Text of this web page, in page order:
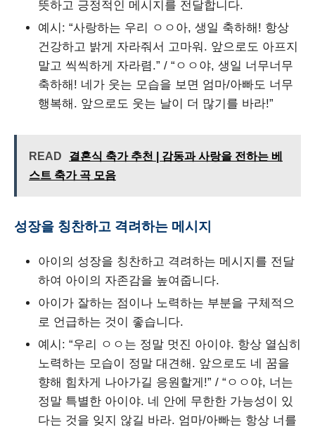
뜻하고 긍정적인 메시지를 전달합니다.
예시: “사랑하는 우리 ㅇㅇ아, 생일 축하해! 항상
건강하고 밝게 자라줘서 고마워. 앞으로도 아프지
말고 씩씩하게 자라렴.” / “ㅇㅇ야, 생일 너무너무
축하해! 네가 웃는 모습을 보면 엄마/아빠도 너무
행복해. 앞으로도 웃는 날이 더 많기를 바라!”
READ
결혼식 축가 추천 | 감동과 사랑을 전하는 베
스트 축가 곡 모음
성장을 칭찬하고 격려하는 메시지
아이의 성장을 칭찬하고 격려하는 메시지를 전달
하여 아이의 자존감을 높여줍니다.
아이가 잘하는 점이나 노력하는 부분을 구체적으
로 언급하는 것이 좋습니다.
예시: “우리 ㅇㅇ는 정말 멋진 아이야. 항상 열심히
노력하는 모습이 정말 대견해. 앞으로도 네 꿈을
향해 힘차게 나아가길 응원할게!” / “ㅇㅇ야, 너는
정말 특별한 아이야. 네 안에 무한한 가능성이 있
다는 것을 잊지 않길 바라. 엄마/아빠는 항상 너를